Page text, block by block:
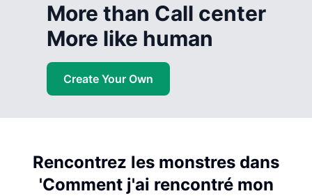
More than Call center
More like human
Create Your Own
Rencontrez les monstres dans
'Comment j'ai rencontré mon